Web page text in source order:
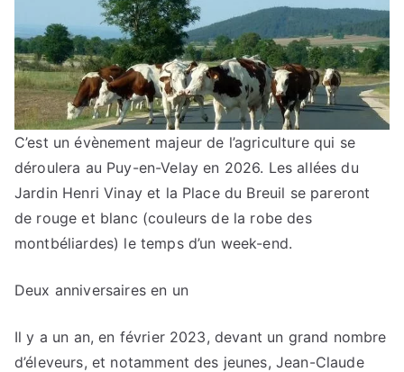
C’est un évènement majeur de l’agriculture qui se
déroulera au Puy-en-Velay en 2026. Les allées du
Jardin Henri Vinay et la Place du Breuil se pareront
de rouge et blanc (couleurs de la robe des
montbéliardes) le temps d’un week-end.
Deux anniversaires en un
Il y a un an, en février 2023, devant un grand nombre
d’éleveurs, et notamment des jeunes, Jean-Claude